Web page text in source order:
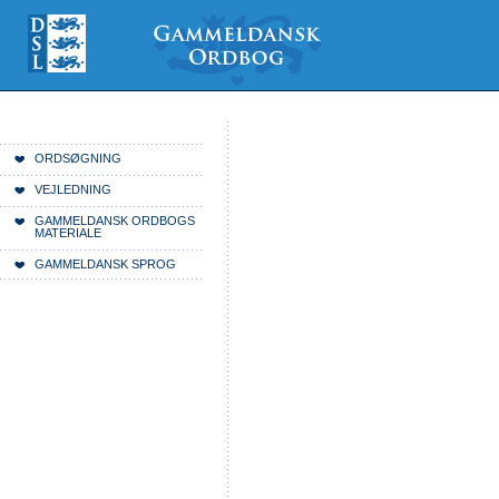
indhold
Videre
værktøjer
ORDSØGNING
VEJLEDNING
GAMMELDANSK ORDBOGS
MATERIALE
GAMMELDANSK SPROG